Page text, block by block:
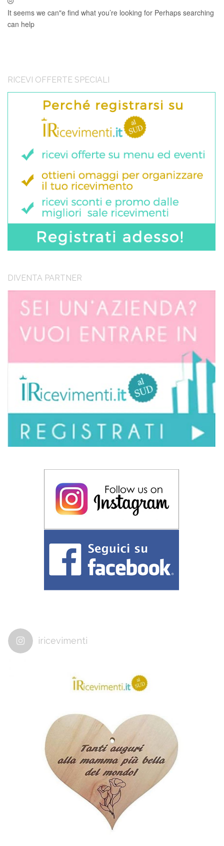
It seems we can"e find what you’re looking for Perhaps searching
can help
RICEVI OFFERTE SPECIALI
DIVENTA PARTNER
iricevimenti